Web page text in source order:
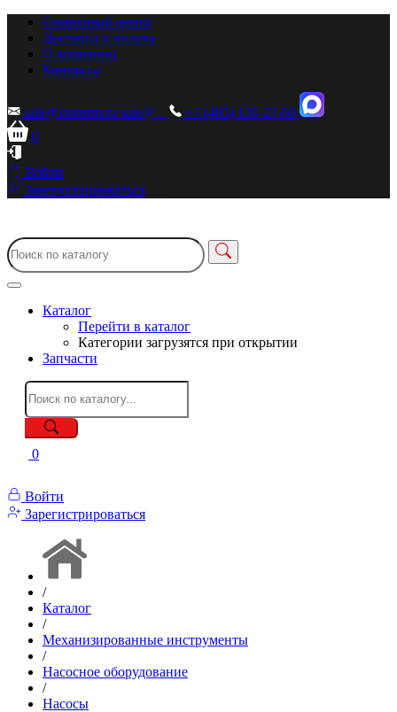
Сервисный центр
Доставка и оплата
О компании
Контакты
sale@zionstm.ru sale@...
+7 (495) 136-23-00
0
Войти
Зарегистрироваться
Каталог
Перейти в каталог
Категории загрузятся при открытии
Запчасти
0
Войти
Зарегистрироваться
/
Каталог
/
Механизированные инструменты
/
Насосное оборудование
/
Насосы